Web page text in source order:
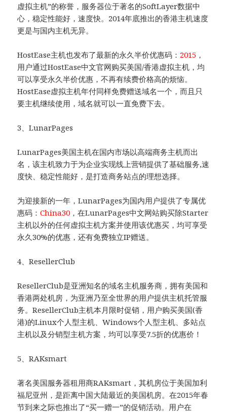
虚拟主机”的称誉，服务器位于著名的SoftLayer数据中
心，稳定性能好，速度快。2014年底推出的香港主机速度
更是与国内主机无异。
HostEase主机也发布了最新的永久半价优惠码： 2015 ，
用户通过HostEase中文官网购买美国/香港虚拟主机，均
可以享受永久半价优惠，不再有续费价格高的烦恼。
HostEase虚拟主机年付同样免费赠送域名一个，而且只
要主机继续使用，域名就可以一直免费下去。
3、LunarPages
LunarPages美国主机在国内市场以高端商务主机而出
名，该主机致力于为企业实现线上营销提供了基础服务,速
度快、稳定性能好，是打造商务站点的理想选择。
为迎接新的一年，LunarPages为国内用户提供了专属优
惠码：China30 ，在LunarPages中文网站购买除Starter
主机以外的任何虚拟主机方案并使用该优惠买，均可享受
永久30%的优惠，还有免费独立IP赠送。
4、ResellerClub
ResellerClub是亚洲知名的域名主机服务商，拥有美国和
香港两处机房，为亚洲乃至全世界的用户提供主机托管服
务。ResellerClub主机本月限时促销，用户购买美国(香
港)的Linux个人型主机、Windows个人型主机、多站点
主机以及分销型主机方案，均可以享受7.5折的优惠价！
5、RAKsmart
著名美国服务器租用商RAKsmart，其机房位于美国加利
福尼亚州，是距离中国大陆最近的美国机房。在2015年春
节到来之际也推出了“买一赠一”的促销活动。用户在